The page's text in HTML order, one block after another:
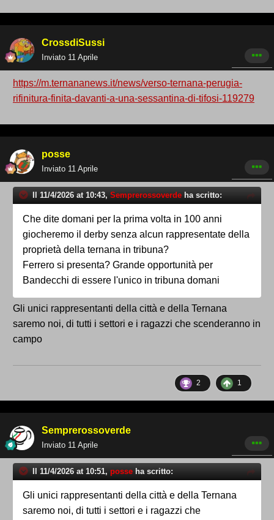
CrossdiSussi
Inviato 11 Aprile
https://m.ternananews.it/news/verso-ternana-perugia-
rifinitura-finita-davanti-a-una-sessantina-di-tifosi-119279
posse
Inviato 11 Aprile
Il 11/4/2026 at 10:43, Semprerossoverde ha scritto:
Che dite domani per la prima volta in 100 anni
giocheremo il derby senza alcun rappresentate della
proprietà della ternana in tribuna?
Ferrero si presenta? Grande opportunità per
Bandecchi di essere l'unico in tribuna domani
Gli unici rappresentanti della città e della Ternana
saremo noi, di tutti i settori e i ragazzi che scenderanno in
campo
2 1
Semprerossoverde
Inviato 11 Aprile
Il 11/4/2026 at 10:51, posse ha scritto:
Gli unici rappresentanti della città e della Ternana
saremo noi, di tutti i settori e i ragazzi che